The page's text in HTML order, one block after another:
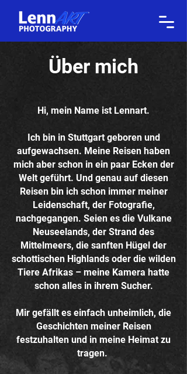
Über mich
Hi, mein Name ist Lennart.
Ich bin in Stuttgart geboren und
aufgewachsen. Meine Reisen haben
mich aber schon in ein paar Ecken der
Welt geführt. Und genau auf diesen
Reisen bin ich schon immer meiner
Leidenschaft, der Fotografie,
nachgegangen. Seien es die Vulkane
Neuseelands, der Strand des
Mittelmeers, die sanften Hügel der
schottischen Highlands oder die wilden
Tiere Afrikas – meine Kamera hatte
schon alles in ihrem Sucher.
Mir gefällt es einfach unheimlich, die
Geschichten meiner Reisen
festzuhalten und in meine Heimat zu
tragen.